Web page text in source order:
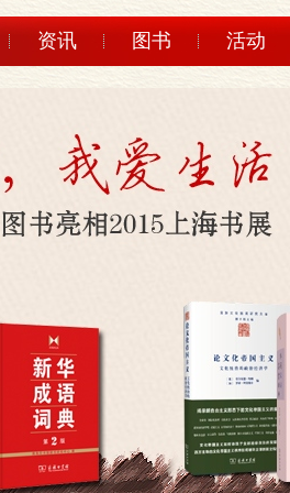
资讯 图书 活动